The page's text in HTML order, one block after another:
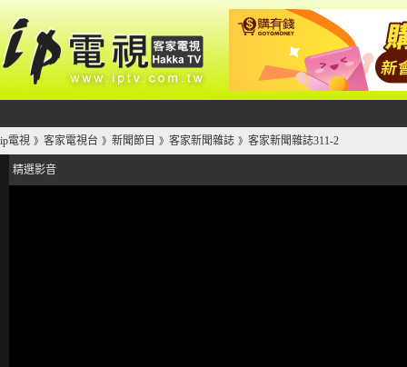
ip電視 》 客家電視台 》 新聞節目 》 客家新聞雜誌 》 客家新聞雜誌311-2
精選影音